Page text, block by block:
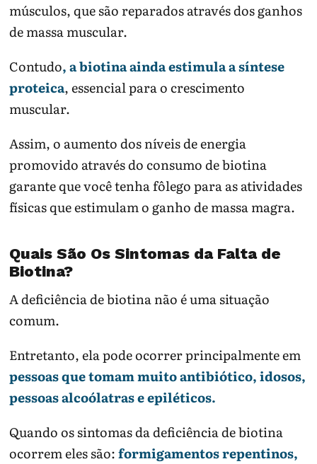
músculos, que são reparados através dos ganhos
de massa muscular.
Contudo, a biotina ainda estimula a síntese
proteica, essencial para o crescimento
muscular.
Assim, o aumento dos níveis de energia
promovido através do consumo de biotina
garante que você tenha fôlego para as atividades
físicas que estimulam o ganho de massa magra.
Quais São Os Sintomas da Falta de
Biotina?
A deficiência de biotina não é uma situação
comum.
Entretanto, ela pode ocorrer principalmente em
pessoas que tomam muito antibiótico, idosos,
pessoas alcoólatras e epiléticos.
Quando os sintomas da deficiência de biotina
ocorrem eles são:formigamentos repentinos,